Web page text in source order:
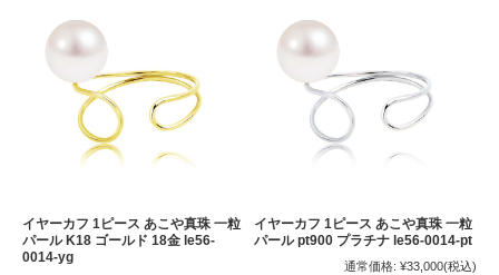
イヤーカフ 1ピース あこや真珠 一粒
パール K18 ゴールド 18金 le56-
0014-yg
イヤーカフ 1ピース あこや真珠 一粒
パール pt900 プラチナ le56-0014-pt
通常価格: ¥33,000(税込)